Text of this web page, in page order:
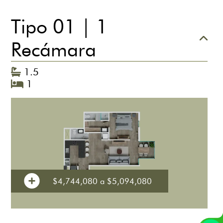
Tipo 01 | 1
Recámara
1.5
1
$4,744,080 a $5,094,080